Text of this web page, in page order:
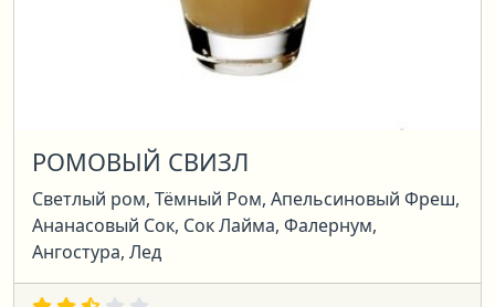
РОМОВЫЙ СВИЗЛ
Светлый ром, Тёмный Ром, Апельсиновый Фреш,
Ананасовый Сок, Сок Лайма, Фалернум,
Ангостура, Лед